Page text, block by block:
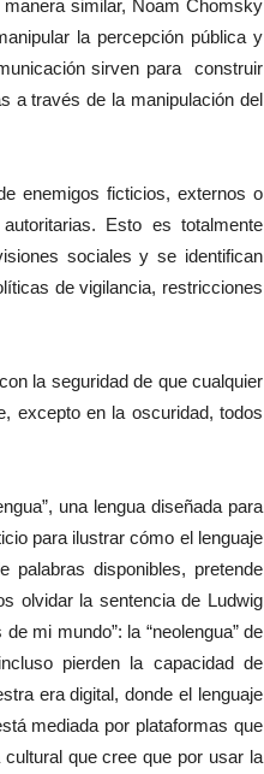
similar, Noam Chomsky
la percepción pública y
sirven para construir
a través de la manipulación del
enemigos ficticios, externos o
Esto es totalmente
sociales y se identifican
de vigilancia, restricciones
la seguridad de que cualquier
excepto en la oscuridad, todos
una lengua diseñada para
para ilustrar cómo el lenguaje
disponibles, pretende
olvidar la sentencia de Ludwig
mi mundo”: la “neolengua” de
pierden la capacidad de
era digital, donde el lenguaje
mediada por plataformas que
que cree que por usar la